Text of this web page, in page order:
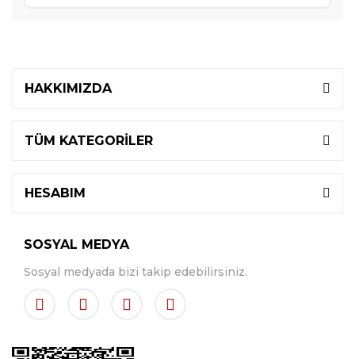
HAKKIMIZDA
TÜM KATEGORİLER
HESABIM
SOSYAL MEDYA
Sosyal medyada bizi takip edebilirsiniz.